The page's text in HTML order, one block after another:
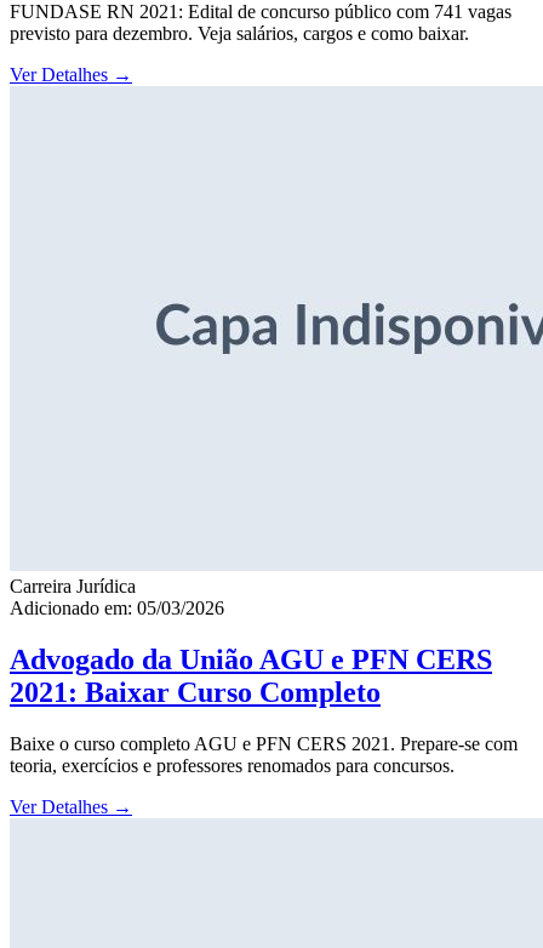
FUNDASE RN 2021: Edital de concurso público com 741 vagas
previsto para dezembro. Veja salários, cargos e como baixar.
Ver Detalhes →
Carreira Jurídica
Adicionado em: 05/03/2026
Advogado da União AGU e PFN CERS
2021: Baixar Curso Completo
Baixe o curso completo AGU e PFN CERS 2021. Prepare-se com
teoria, exercícios e professores renomados para concursos.
Ver Detalhes →